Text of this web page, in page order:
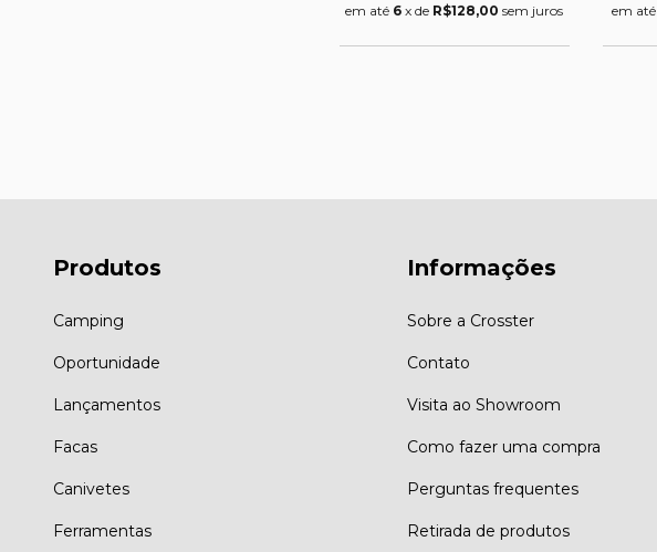
em até 6 x de R$128,00 sem juros em até
Produtos
Camping
Oportunidade
Lançamentos
Facas
Canivetes
Ferramentas
Informações
Sobre a Crosster
Contato
Visita ao Showroom
Como fazer uma compra
Perguntas frequentes
Retirada de produtos